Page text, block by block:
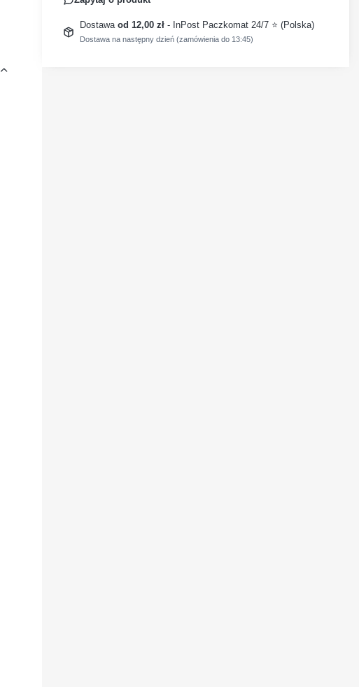
Dostawa od 12,00 zł - InPost Paczkomat 24/7 ⭐ (Polska)
Dostawa na następny dzień (zamówienia do 13:45)